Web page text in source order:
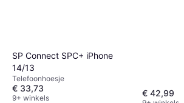
SP Connect SPC+ iPhone
14/13
Telefoonhoesje
€ 33,73
9+ winkels € 42,99